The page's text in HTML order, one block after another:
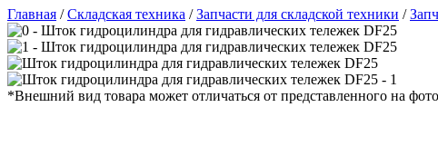
Главная /Складская техника /Запчасти для складской техники /
*Внешний вид товара может отличаться от представленного на фото